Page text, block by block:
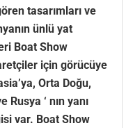
tasarımları ve
ünlü yat
Boat Show
için görücüye
Orta Doğu,
‘ nın yanı
var. Boat Show